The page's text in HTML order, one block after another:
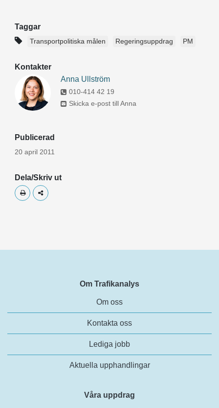
Taggar
Transportpolitiska målen Regeringsuppdrag PM
Kontakter
Anna Ullström
010-414 42 19
Skicka e-post till Anna
Publicerad
20 april 2011
Dela/Skriv ut
Skriv utDela
Om Trafikanalys
Om oss
Kontakta oss
Lediga jobb
Aktuella upphandlingar
Våra uppdrag